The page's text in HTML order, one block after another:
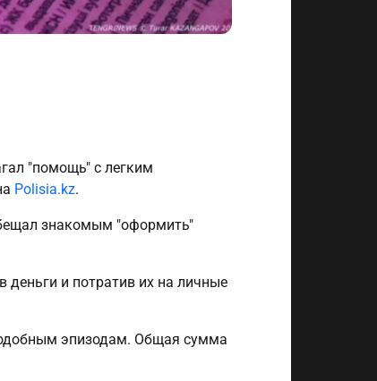
"помощь" с легким
Polisia.kz.
знакомым "оформить"
деньги и потратив их на личные
эпизодам. Общая сумма